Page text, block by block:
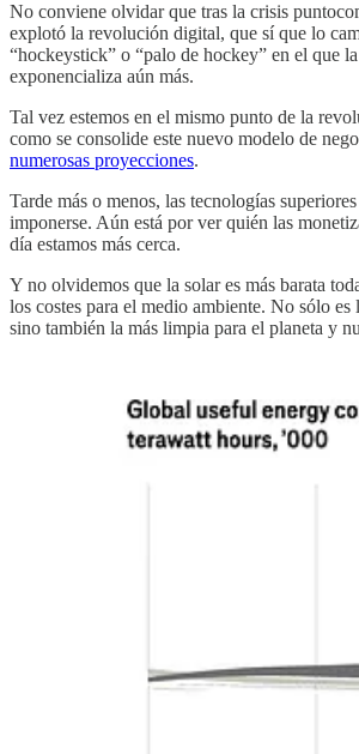
No conviene olvidar que tras la crisis
explotó la revolución digital, que sí que lo
“hockeystick” o “palo de hockey” en el que
exponencializa aún más.
Tal vez estemos en el mismo punto de la
como se consolide este nuevo modelo de
numerosas proyecciones.
Tarde más o menos, las tecnologías
imponerse. Aún está por ver quién las
día estamos más cerca.
Y no olvidemos que la solar es más barata
los costes para el medio ambiente. No sólo es
sino también la más limpia para el planeta y